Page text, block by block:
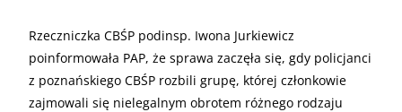
Rzeczniczka CBŚP podinsp. Iwona Jurkiewicz
poinformowała PAP, że sprawa zaczęła się, gdy policjanci
z poznańskiego CBŚP rozbili grupę, której członkowie
zajmowali się nielegalnym obrotem różnego rodzaju